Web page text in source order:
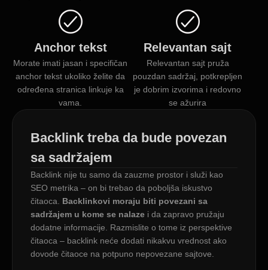
Anchor tekst
Morate imati jasan i specifičan
anchor tekst ukoliko želite da
određena stranica linkuje ka
vama.
Relevantan sajt
Relevantan sajt pruža
pouzdan sadržaj, potkrepljen
je dobrim izvorima i redovno
se ažurira
Backlink treba da bude povezan
sa sadržajem
Backlink nije tu samo da zauzme prostor i služi kao
SEO metrika – on bi trebao da poboljša iskustvo
čitaoca. Backlinkovi moraju biti povezani sa
sadržajem u kome se nalaze i da zapravo pružaju
dodatne informacije. Razmislite o tome iz perspektive
čitaoca – backlink neće dodati nikakvu vrednost ako
dovode čitaoce na potpuno nepovezane sajtove.